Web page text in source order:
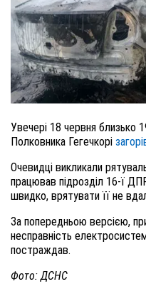
Увечері 18 червня близько
Полковника Гегечкорі
Очевидці викликали
працював підрозділ 16-ї
швидко, врятувати її не
За попередньою версією,
несправність
постраждав.
Фото: ДСНС